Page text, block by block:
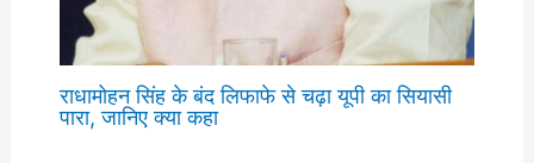
राधामोहन सिंह के बंद लिफाफे से चढ़ा यूपी का सियासी
पारा, जानिए क्या कहा